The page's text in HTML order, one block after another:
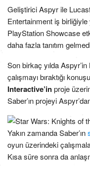
Geliştirici Aspyr ile
Entertainment iş birliğiyle
PlayStation Showcase
daha fazla tanıtım
Son birkaç yılda
çalışmayı bıraktığı
Interactive’inproje
Saber’ın projeyi
Yakın zamanda Saber’ın
oyun üzerindeki
Kısa süre sonra da